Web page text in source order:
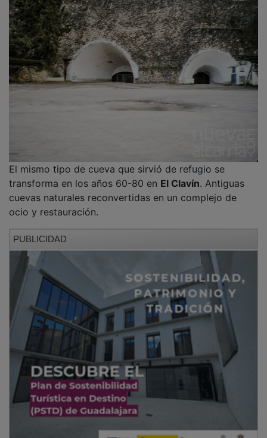
El mismo tipo de cueva que sirvió de refugio se
transforma en los años 60-80 en El Clavín. Antiguas
cuevas naturales reconvertidas en un complejo de
ocio y restauración.
PUBLICIDAD